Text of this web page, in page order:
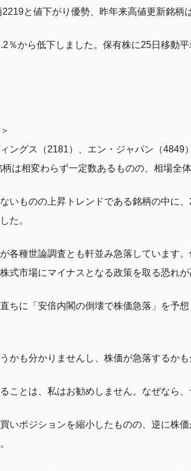
と値下がり優勢、昨年来高値更新銘柄
％から低下しました。保有株に25日移動
ングス（2181）、エン・ジャパン（4849
は相変わらず一定数あるものの、相場全
いものの上昇トレンドである銘柄の中に
た。
各種世論調査とも軒並み急落しています
式市場にマイナスとなる政策を取る恐れ
ちに「安倍内閣の倒壊で株価急落」を予
かも分かりませんし、株価が急落するかも
ことは、私はお勧めしません。なぜなら
いポジションを縮小したものの、逆に株